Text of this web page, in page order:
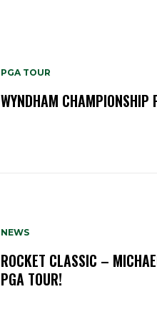
PGA TOUR
WYNDHAM
NEWS
ROCKET CLASSIC –
PGA TOUR!